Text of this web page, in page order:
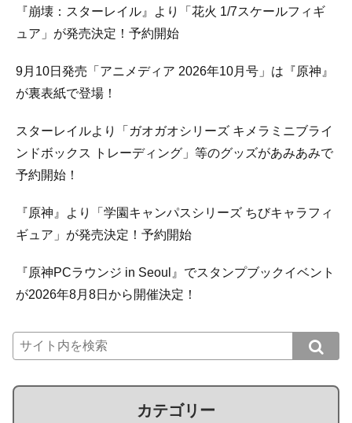
『崩壊：スターレイル』より「花火 1/7スケールフィギ
ュア」が発売決定！予約開始
9月10日発売「アニメディア 2026年10月号」は『原神』
が裏表紙で登場！
スターレイルより「ガオガオシリーズ キメラミニブライ
ンドボックス トレーディング」等のグッズがあみあみで
予約開始！
『原神』より「学園キャンパスシリーズ ちびキャラフィ
ギュア」が発売決定！予約開始
『原神PCラウンジ in Seoul』でスタンプブックイベント
が2026年8月8日から開催決定！
カテゴリー